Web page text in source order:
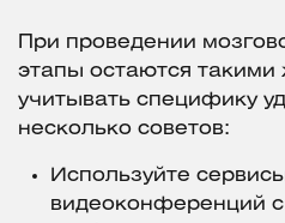
При проведении
этапы остаются
учитывать специфику
несколько советов:
Используйте
видеоконференций